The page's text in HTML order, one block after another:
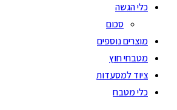
כלי הגשה
סכום
מוצרים נוספים
מטבחי חוץ
ציוד למסעדות
כלי מטבח